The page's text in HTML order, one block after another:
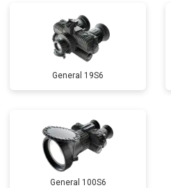
General 19S6
General 100S6